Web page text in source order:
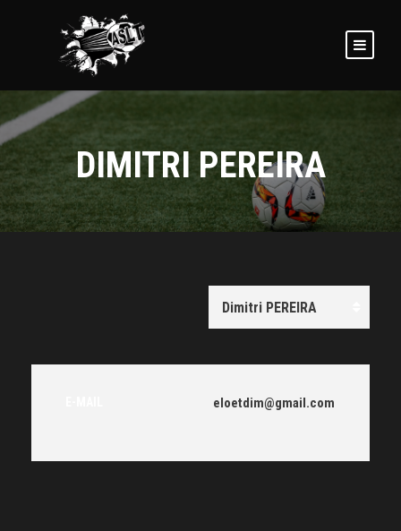
DIMITRI PEREIRA
eloetdim@gmail.com